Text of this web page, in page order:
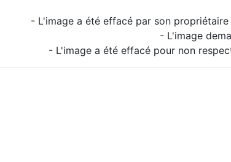
- L'image a été effacé par son
- L'image
- L'image a été effacé pour non